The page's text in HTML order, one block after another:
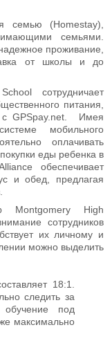
семью (Homestay),
семьями.
проживание,
от школы и до
сотрудничает
питания,
с GPSpay.net. Имея
мобильного
оплачивать
еды ребенка в
обеспечивает
и обед, предлагая
Montgomery High
сотрудников
их личному и
можно выделить
18:1.
следить за
под
максимально